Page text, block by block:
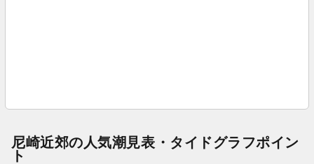
尼崎近郊の人気潮見表・タイドグラフポイン
ト